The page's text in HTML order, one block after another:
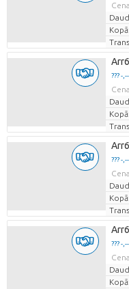
Kopā:
??? -,--
Kopā:
??? -,--
Kopā:
??? -,--
Kopā: